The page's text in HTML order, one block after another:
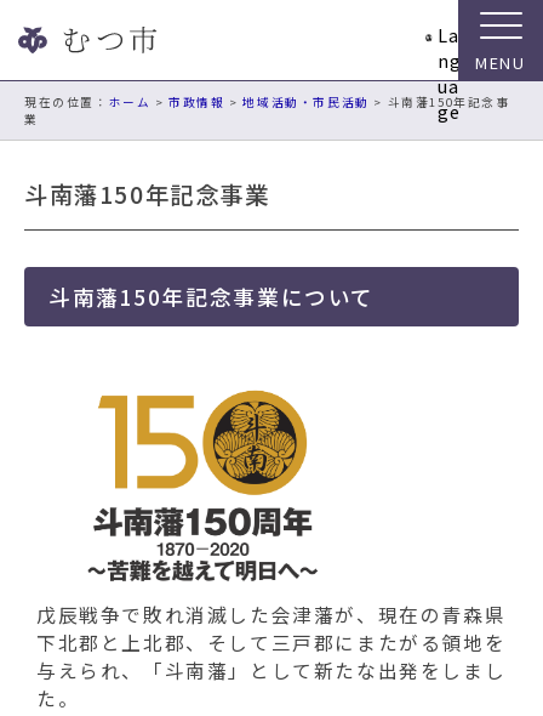
ビ
La
ng
ua
ge
現在の位置： ホーム >市政情報 >地域活動・市民活動 > 斗南藩150年記念事
業
斗南藩150年記念事業
斗南藩150年記念事業について
戊辰戦争で敗れ消滅した会津藩が、現在の青森県
下北郡と上北郡、そして三戸郡にまたがる領地を
与えられ、「斗南藩」として新たな出発をしまし
た。